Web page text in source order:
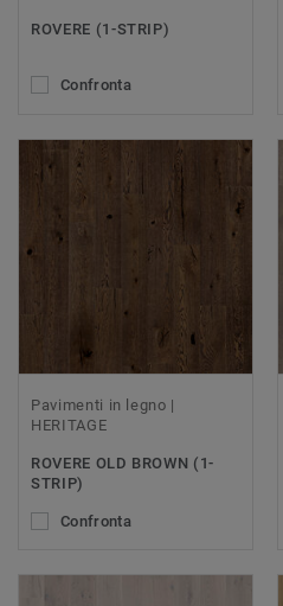
ROVERE (1-STRIP)
Confronta
Pavimenti in legno |
HERITAGE
ROVERE OLD BROWN (1-
STRIP)
Confronta